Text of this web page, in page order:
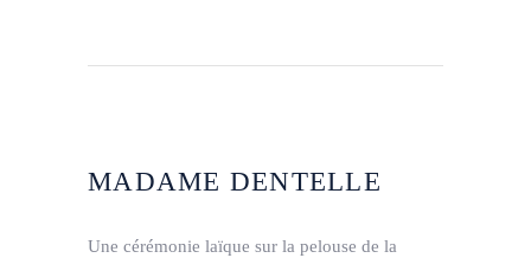
MADAME DENTELLE
Une cérémonie laïque sur la pelouse de la